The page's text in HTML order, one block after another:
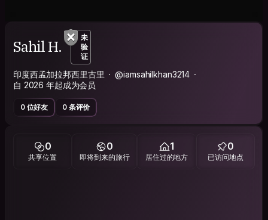
Sahil H.
未
验
证
印度西孟加拉邦西里古里
@iamsahilkhan3214
自 2026 年起成为会员
0 位好友 0 条评价
0
共享位置
0
即将到来的旅行
1
居住过的地方
0
已访问地点